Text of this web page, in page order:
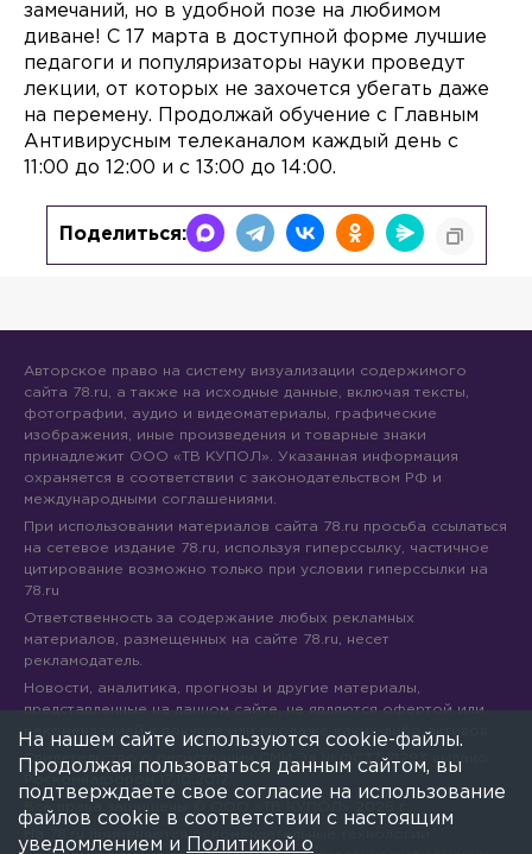
замечаний, но в удобной позе на любимом
диване! С 17 марта в доступной форме лучшие
педагоги и популяризаторы науки проведут
лекции, от которых не захочется убегать даже
на перемену. Продолжай обучение с Главным
Антивирусным телеканалом каждый день с
11:00 до 12:00 и с 13:00 до 14:00.
Поделиться:
Авторское право на систему визуализации содержимого
сайта 78.ru, а также на исходные данные, включая тексты,
фотографии, аудио и видеоматериалы, графические
изображения, иные произведения и товарные знаки
принадлежит ООО «ТВ КУПОЛ». Указанная информация
охраняется в соответствии с законодательством РФ и
международными соглашениями.
При использовании материалов сайта 78.ru просьба ссылаться
на сетевое издание 78.ru, используя гиперссылку, частичное
цитирование возможно только при условии гиперссылки на
78.ru
Ответственность за содержание любых рекламных
материалов, размещенных на сайте 78.ru, несет
рекламодатель.
Новости, аналитика, прогнозы и другие материалы,
представленные на данном сайте, не являются офертой или
рекомендацией к покупке или продаже каких-либо активов.
Свидетельство о регистрации СМИ Эл № ФС77-71293 выдано
Роскомнадзором 17.10.2017
На 78.ru применяются рекомендательные технологии
На нашем сайте используются cookie-файлы.
Продолжая пользоваться данным сайтом, вы
подтверждаете свое согласие на использование
файлов cookie в соответствии с настоящим
уведомлением и
Политикой о